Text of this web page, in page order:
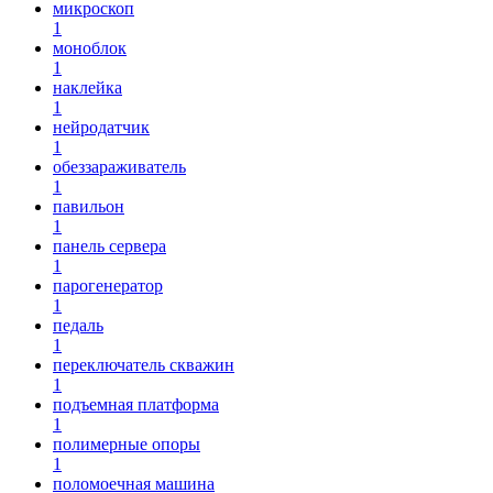
микроскоп
1
моноблок
1
наклейка
1
нейродатчик
1
обеззараживатель
1
павильон
1
панель сервера
1
парогенератор
1
педаль
1
переключатель скважин
1
подъемная платформа
1
полимерные опоры
1
поломоечная машина